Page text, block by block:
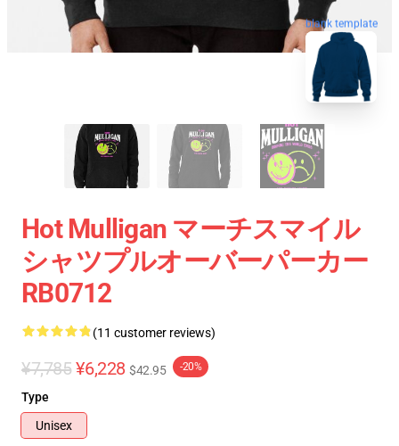
blank template
Hot Mulligan マーチスマイル
シャツプルオーバーパーカー
RB0712
(11 customer reviews)
¥7,785 ¥6,228 $42.95 -20%
Type
Unisex